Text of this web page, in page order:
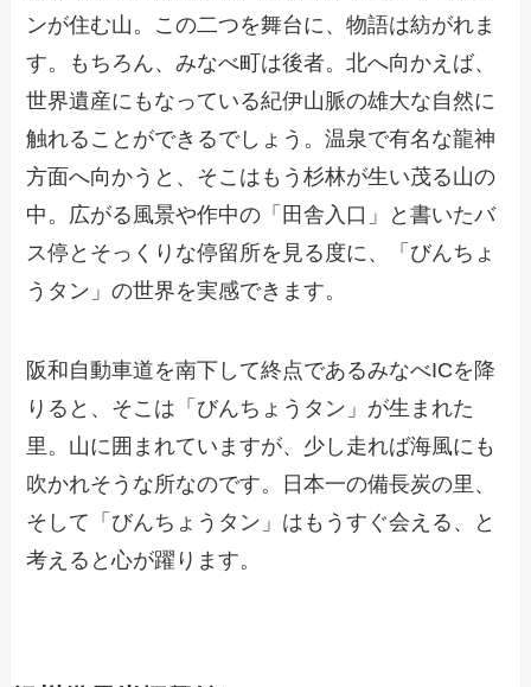
ンが住む山。この二つを舞台に、物語は紡がれま
す。もちろん、みなべ町は後者。北へ向かえば、
世界遺産にもなっている紀伊山脈の雄大な自然に
触れることができるでしょう。温泉で有名な龍神
方面へ向かうと、そこはもう杉林が生い茂る山の
中。広がる風景や作中の「田舎入口」と書いたバ
ス停とそっくりな停留所を見る度に、「びんちょ
うタン」の世界を実感できます。
阪和自動車道を南下して終点であるみなべICを降
りると、そこは「びんちょうタン」が生まれた
里。山に囲まれていますが、少し走れば海風にも
吹かれそうな所なのです。日本一の備長炭の里、
そして「びんちょうタン」はもうすぐ会える、と
考えると心が躍ります。